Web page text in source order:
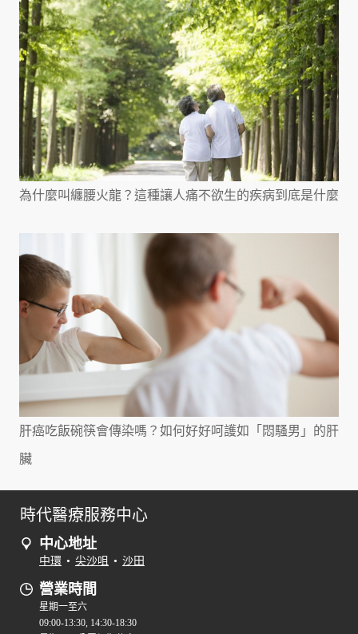
為什麼叫纏腰火龍？這種讓人痛不欲生的疾病到底是什麼
肝癌吃飯碗筷會傳染嗎？如何好好呵護如「悶騷男」的肝
臟
時代醫療服務中心
中心地址
中環 • 尖沙咀 • 沙田
營業時間
星期一至六
09:00-13:30, 14:30-18:30